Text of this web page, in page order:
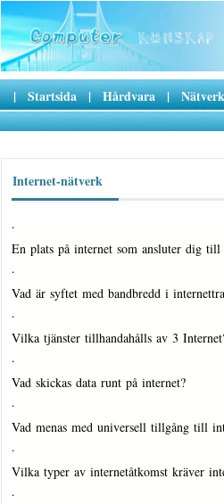
| Startsida | Hårdvara | Nätverk
Internet-nätverk
·
En plats på internet som ansluter dig till
·
Vad är syftet med bandbredd i
·
Vilka tjänster tillhandahålls av 3
·
Vad skickas data runt på internet?
·
Vad menas med universell tillgång till
·
Vilka typer av internetåtkomst kräver
·